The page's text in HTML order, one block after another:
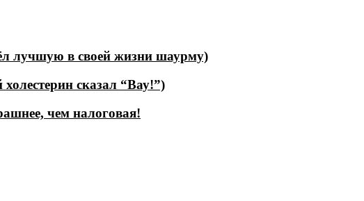
лучшую в своей жизни шаурму)
сказал “Вау!”)
чем налоговая!